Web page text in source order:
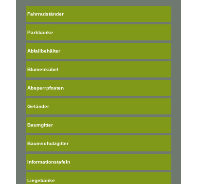
Fahrradständer
Parkbänke
Abfallbehälter
Blumenkübel
Absperrpfosten
Geländer
Baumgitter
Baumschutzgitter
Informationstafeln
Liegebänke